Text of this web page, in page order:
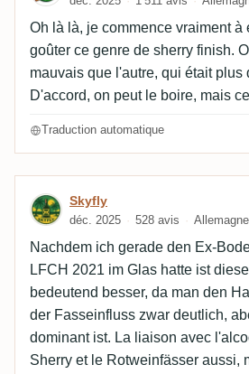
Oh là là, je commence vraiment à
goûter ce genre de sherry finish.
mauvais que l'autre, qui était plus
D'accord, on peut le boire, mais
Traduction automatique
Avis de Skyfly
Skyfly
déc. 2025 528 avis Allemagne
Nachdem ich gerade den Ex-
LFCH 2021 im Glas hatte ist
bedeutend besser, da man den
der Fasseinfluss zwar deutlich,
dominant ist. La liaison avec
Sherry et le Rotweinfässer aussi,